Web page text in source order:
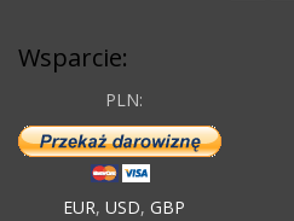
Wsparcie:
PLN:
EUR, USD, GBP